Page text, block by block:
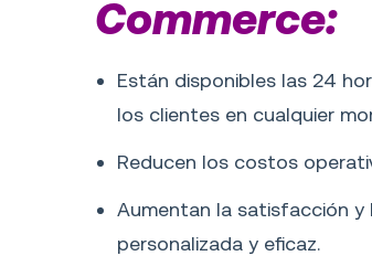
Commerce:
Están disponibles las 24
los clientes en cualquier
Reducen los costos
Aumentan la satisfacción y
personalizada y eficaz.